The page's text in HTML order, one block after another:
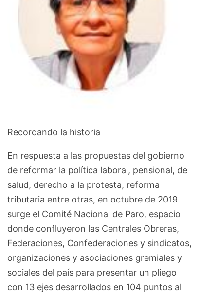
Recordando la historia
En respuesta a las propuestas del gobierno
de reformar la política laboral, pensional, de
salud, derecho a la protesta, reforma
tributaria entre otras, en octubre de 2019
surge el Comité Nacional de Paro, espacio
donde confluyeron las Centrales Obreras,
Federaciones, Confederaciones y sindicatos,
organizaciones y asociaciones gremiales y
sociales del país para presentar un pliego
con 13 ejes desarrollados en 104 puntos al